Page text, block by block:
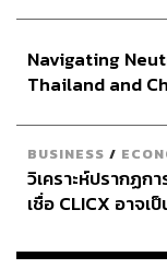
Navigating
Thailand and
BUSINESS /
วิเคราะห์ปรากฏ
เชื่อ CLICX อาจเ
เรือนไทยที่ถูกซุกไว้